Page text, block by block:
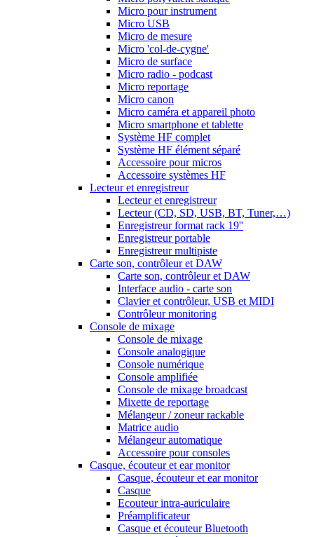
Micro pour instrument
Micro USB
Micro de mesure
Micro 'col-de-cygne'
Micro de surface
Micro radio - podcast
Micro reportage
Micro canon
Micro caméra et appareil photo
Micro smartphone et tablette
Système HF complet
Système HF élément séparé
Accessoire pour micros
Accessoire systèmes HF
Lecteur et enregistreur
Lecteur et enregistreur
Lecteur (CD, SD, USB, BT, Tuner,…)
Enregistreur format rack 19''
Enregistreur portable
Enregistreur multipiste
Carte son, contrôleur et DAW
Carte son, contrôleur et DAW
Interface audio - carte son
Clavier et contrôleur, USB et MIDI
Contrôleur monitoring
Console de mixage
Console de mixage
Console analogique
Console numérique
Console amplifiée
Console de mixage broadcast
Mixette de reportage
Mélangeur / zoneur rackable
Matrice audio
Mélangeur automatique
Accessoire pour consoles
Casque, écouteur et ear monitor
Casque, écouteur et ear monitor
Casque
Ecouteur intra-auriculaire
Préamplificateur
Casque et écouteur Bluetooth